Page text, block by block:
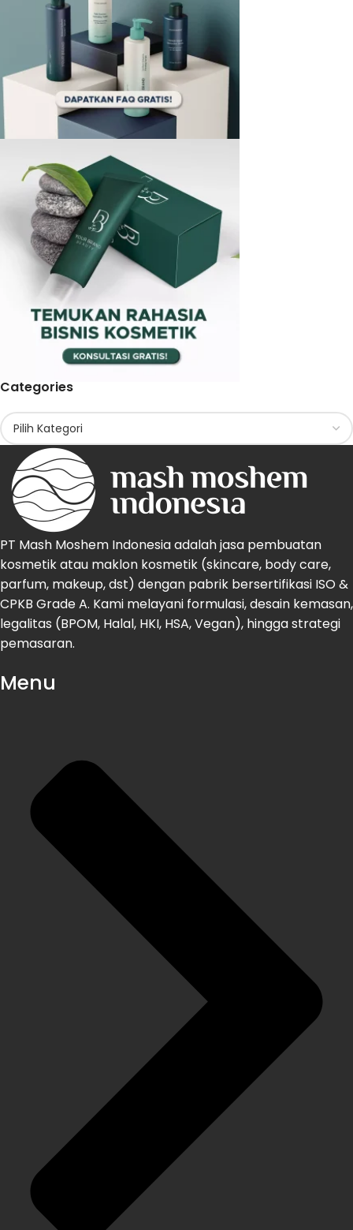
Categories
PT Mash Moshem Indonesia adalah jasa pembuatan
kosmetik atau maklon kosmetik (skincare, body care,
parfum, makeup, dst) dengan pabrik bersertifikasi ISO &
CPKB Grade A. Kami melayani formulasi, desain kemasan,
legalitas (BPOM, Halal, HKI, HSA, Vegan), hingga strategi
pemasaran.
Menu